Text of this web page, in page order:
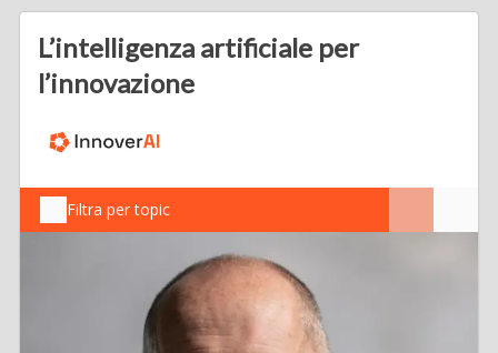
L’intelligenza artificiale per
l’innovazione
Filtra per topic